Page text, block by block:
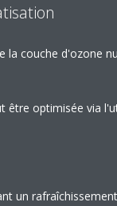
la couche d'ozone
être optimisée via
un